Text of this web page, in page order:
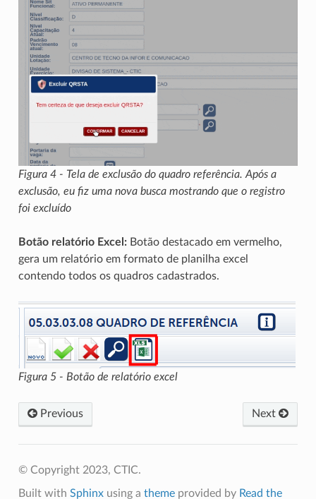
Figura 4 - Tela de exclusão do quadro referência. Após a
exclusão, eu fiz uma nova busca mostrando que o registro
foi excluído
Botão relatório Excel:Botão destacado em vermelho,
gera um relatório em formato de planilha excel
contendo todos os quadros cadastrados.
Figura 5 - Botão de relatório excel
Previous Next
© Copyright 2023, CTIC.
Built with Sphinxusing a themeprovided by Read the